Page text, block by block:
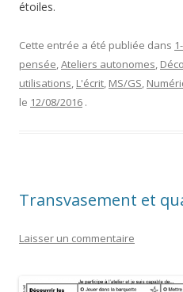
étoiles.
Cette entrée a été publiée dans
pensée,Ateliers autonomes,
utilisations, L'écrit, MS/GS,
le 12/08/2016 .
Transvasement et
Laisser un commentaire